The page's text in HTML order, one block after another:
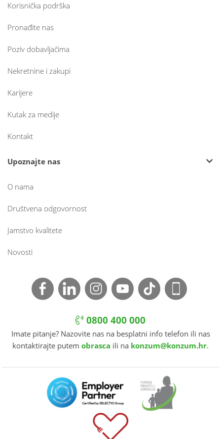
Korisnička podrška
Pronađite nas
Poziv dobavljačima
Nekretnine i zakupi
Karijere
Kutak za medije
Kontakt
Upoznajte nas
O nama
Društvena odgovornost
Jamstvo kvalitete
Novosti
0800 400 000
Imate pitanje? Nazovite nas na besplatni info telefon ili nas
kontaktirajte putem obrasca ili na konzum@konzum.hr.